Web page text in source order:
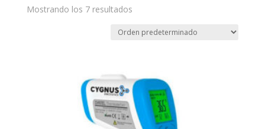
Mostrando los 7 resultados